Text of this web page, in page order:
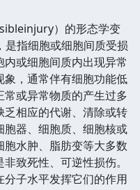
）的形态学变
指细胞或细胞间质受损
或细胞间质内出现异常
，通常伴有细胞功能低
或异常物质的产生过多
相应的代谢、清除或转
器、细胞质、细胞核或
水肿、脂肪变等大多数
致死性、可逆性损伤。
子水平发挥它们的作用